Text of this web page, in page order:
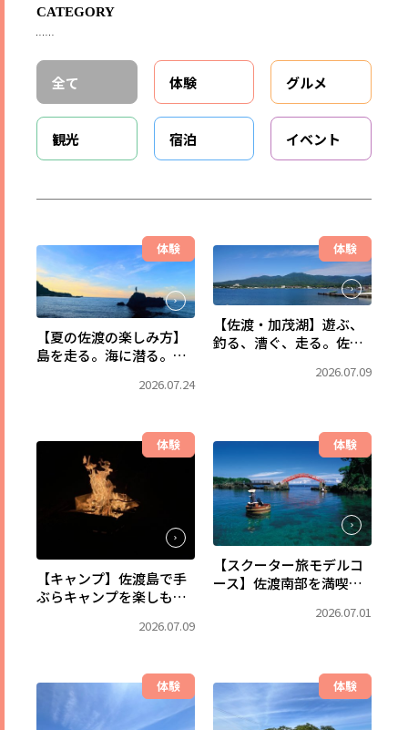
CATEGORY
全て 体験 グルメ
観光 宿泊 イベント
体験
【夏の佐渡の楽しみ方】
島を走る。海に潜る。森
を、まるごと遊び尽くす
2026.07.24
体験
【佐渡・加茂湖】遊ぶ、
釣る、漕ぐ、走る。佐渡
るフィールドへ。2026.07.09
体験
【キャンプ】佐渡島で手
ぶらキャンプを楽しも
ルなら佐渡アウトドアベ
2026.07.09
体験
【スクーター旅モデルコ
ース】佐渡南部を満喫！
2026.07.01
体験 体験